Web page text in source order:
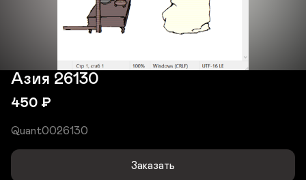
Азия 26130
450 ₽
Quant0026130
Заказать